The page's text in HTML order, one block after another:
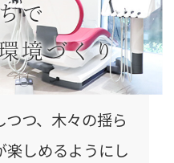
で
境づくり
つ、木々の揺ら
楽しめるようにし